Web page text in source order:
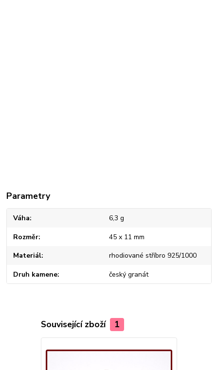
Parametry
Váha 6,3 g
Rozměr 45 x 11 mm
Materiál rhodiované stříbro 925/1000
Druh kamene český granát
Související zboží 1